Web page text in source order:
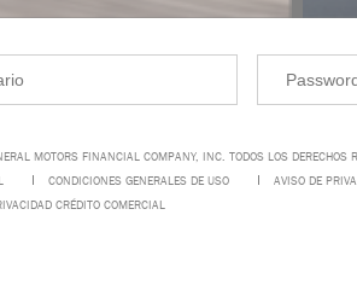
MOTORS FINANCIAL COMPANY, INC. TODOS LOS DERECHOS
CONDICIONES GENERALES DE USO
AVISO DE
CRÉDITO COMERCIAL